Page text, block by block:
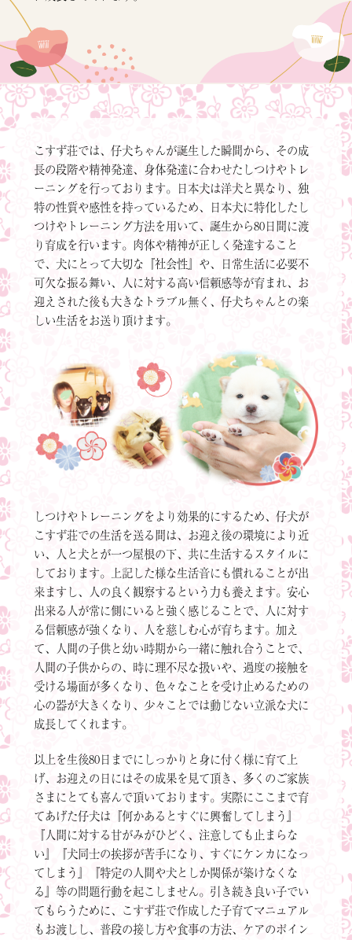
こすず荘では、仔犬ちゃんが誕生した瞬間から、その成
長の段階や精神発達、身体発達に合わせたしつけやトレ
ーニングを行っております。日本犬は洋犬と異なり、独
特の性質や感性を持っているため、日本犬に特化したし
つけやトレーニング方法を用いて、誕生から80日間に渡
り育成を行います。肉体や精神が正しく発達すること
で、犬にとって大切な『社会性』や、日常生活に必要不
可欠な振る舞い、人に対する高い信頼感等が育まれ、お
迎えされた後も大きなトラブル無く、仔犬ちゃんとの楽
しい生活をお送り頂けます。
しつけやトレーニングをより効果的にするため、仔犬が
こすず荘での生活を送る間は、お迎え後の環境により近
い、人と犬とが一つ屋根の下、共に生活するスタイルに
しております。上記した様な生活音にも慣れることが出
来ますし、人の良く観察するという力も養えます。安心
出来る人が常に側にいると強く感じることで、人に対す
る信頼感が強くなり、人を慈しむ心が育ちます。加え
て、人間の子供と幼い時期から一緒に触れ合うことで、
人間の子供からの、時に理不尽な扱いや、過度の接触を
受ける場面が多くなり、色々なことを受け止めるための
心の器が大きくなり、少々ことでは動じない立派な犬に
成長してくれます。
以上を生後80日までにしっかりと身に付く様に育て上
げ、お迎えの日にはその成果を見て頂き、多くのご家族
さまにとても喜んで頂いております。実際にここまで育
てあげた仔犬は『何かあるとすぐに興奮してしまう』
『人間に対する甘がみがひどく、注意しても止まらな
い』『犬同士の挨拶が苦手になり、すぐにケンカになっ
てしまう』『特定の人間や犬としか関係が築けなくな
る』等の問題行動を起こしません。引き続き良い子でい
てもらうために、こすず荘で作成した子育てマニュアル
もお渡しし、普段の接し方や食事の方法、ケアのポイン